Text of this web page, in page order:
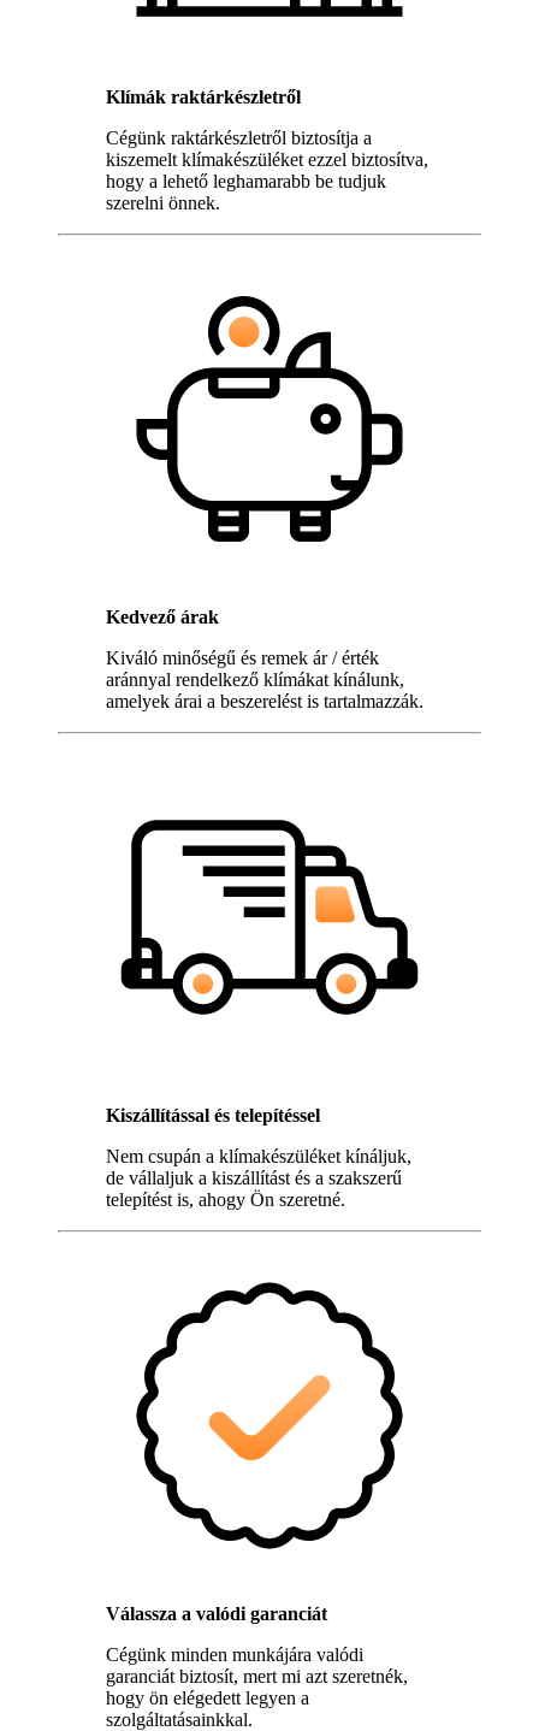
Klímák raktárkészletről
Cégünk raktárkészletről biztosítja a
kiszemelt klímakészüléket ezzel biztosítva,
hogy a lehető leghamarabb be tudjuk
szerelni önnek.
Kedvező árak
Kiváló minőségű és remek ár / érték
aránnyal rendelkező klímákat kínálunk,
amelyek árai a beszerelést is tartalmazzák.
Kiszállítással és telepítéssel
Nem csupán a klímakészüléket kínáljuk,
de vállaljuk a kiszállítást és a szakszerű
telepítést is, ahogy Ön szeretné.
Válassza a valódi garanciát
Cégünk minden munkájára valódi
garanciát biztosít, mert mi azt szeretnék,
hogy ön elégedett legyen a
szolgáltatásainkkal.